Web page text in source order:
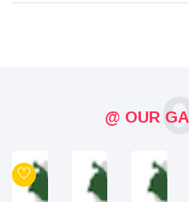
@ OUR